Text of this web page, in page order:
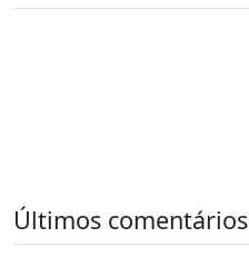
Últimos comentários